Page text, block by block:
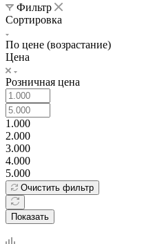
Фильтр
Сортировка
По цене (возрастание)
Цена
Розничная цена
1.000
2.000
3.000
4.000
5.000
Очистить фильтр
Показать